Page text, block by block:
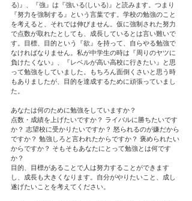
る)』、『強』は『強いる(しいる)』と読みます。つまり
『努力を強制する』という言葉です。学校の勉強のこと
を考えると、それでは伸びません。仮に強制された努力
で点数が取れたとしても、成長しているとは言い難いで
す。目標、目的という『欲』を持って、自らやる勉強で
なければなりません。私が中学生の時は『周りのヤツに
負けたくない』、『レベルが高い高校に行きたい』と思
って勉強をしていました。もちろん面倒くさいと思う時
もありましたが、目的を達成するために頑張っていまし
た。
あなたは何のために勉強をしていますか？
点数・成績を上げたいですか？ ライバルに勝ちたいです
か？ 志望校に受かりたいですか？ 怒られるのが嫌だから
ですか？ 勉強しろと言われたからですか？ 褒められたい
からですか？ そもそもあなたにとって勉強とは何です
か？
目的、目標があることで人は努力することができます
し、成長も大きくなります。自分がやりたいこと、成し
遂げたいことを考えてください。